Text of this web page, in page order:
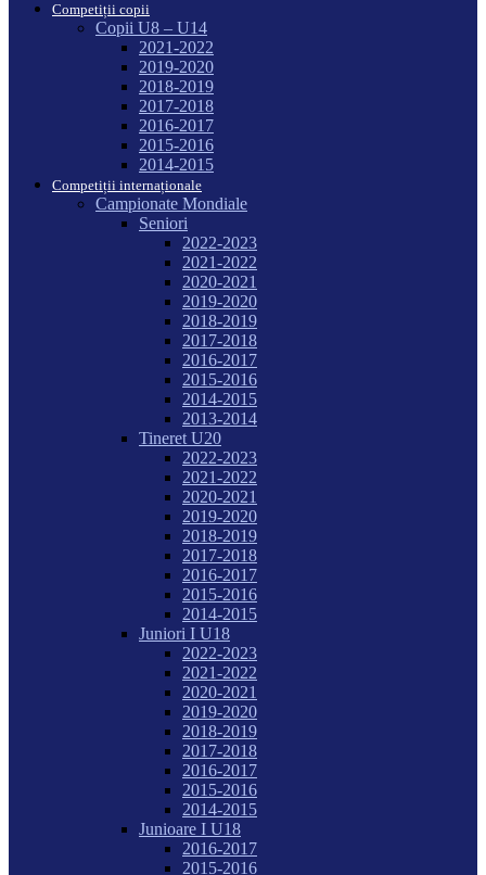
Competiții copii
Copii U8 – U14
2021-2022
2019-2020
2018-2019
2017-2018
2016-2017
2015-2016
2014-2015
Competiții internaționale
Campionate Mondiale
Seniori
2022-2023
2021-2022
2020-2021
2019-2020
2018-2019
2017-2018
2016-2017
2015-2016
2014-2015
2013-2014
Tineret U20
2022-2023
2021-2022
2020-2021
2019-2020
2018-2019
2017-2018
2016-2017
2015-2016
2014-2015
Juniori I U18
2022-2023
2021-2022
2020-2021
2019-2020
2018-2019
2017-2018
2016-2017
2015-2016
2014-2015
Junioare I U18
2016-2017
2015-2016